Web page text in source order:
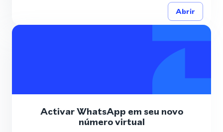
Abrir
Activar WhatsApp em seu novo
número virtual